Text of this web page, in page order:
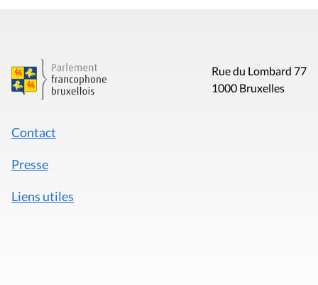
Rue du Lombard 77
1000 Bruxelles
Contact
Presse
Liens utiles